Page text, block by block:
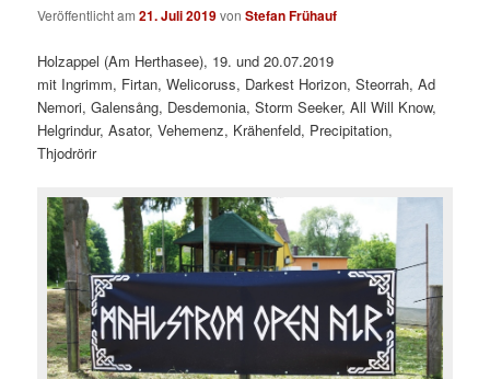
Veröffentlicht am21. Juli 2019vonStefan Frühauf
Holzappel (Am Herthasee), 19. und 20.07.2019
mit Ingrimm, Firtan, Welicoruss, Darkest Horizon, Steorrah, Ad
Nemori, Galensång, Desdemonia, Storm Seeker, All Will Know,
Helgrindur, Asator, Vehemenz, Krähenfeld, Precipitation,
Thjodrörir